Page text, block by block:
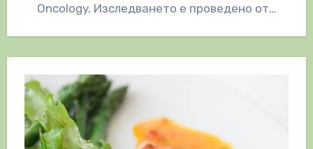
Oncology. Изследването е проведено от…